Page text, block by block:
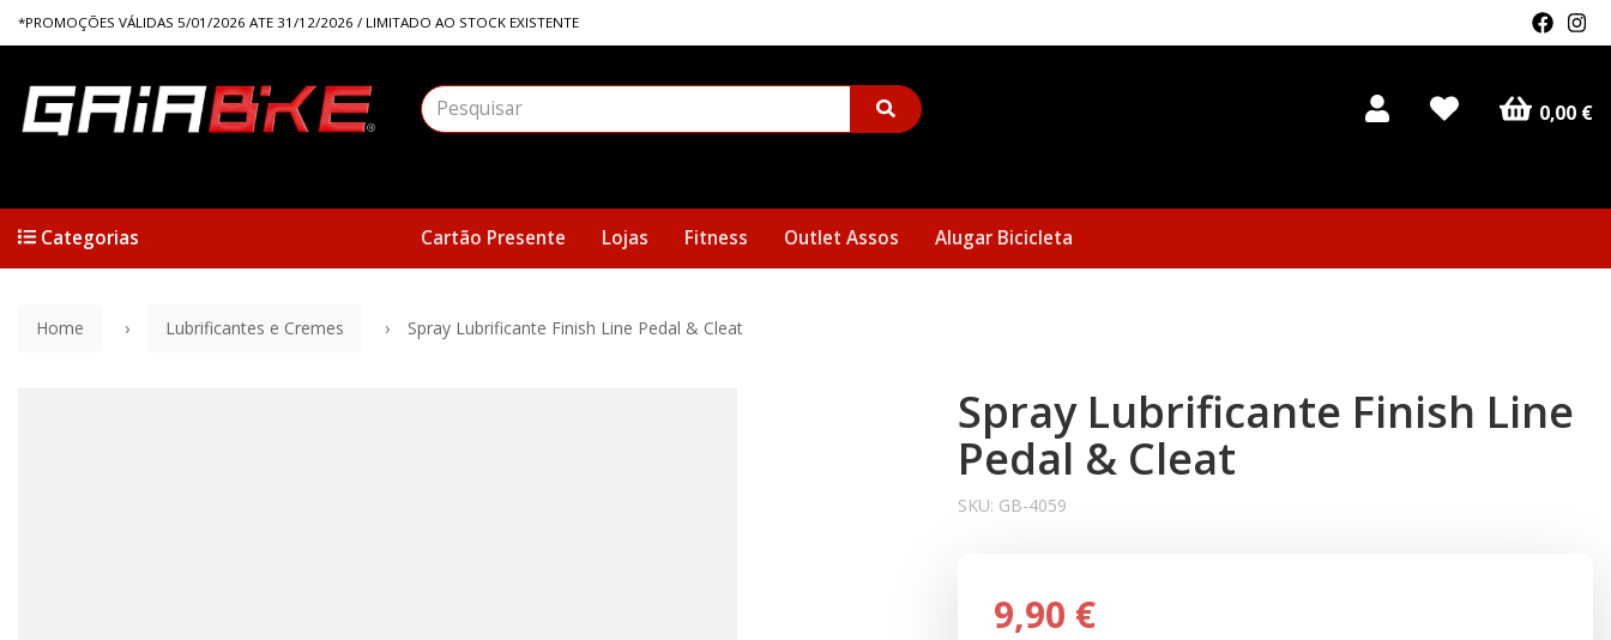
*PROMOÇÕES VÁLIDAS 5/01/2026 ATE 31/12/2026 / LIMITADO AO STOCK EXISTENTE
0,00 €
Cartão Presente Lojas Fitness Outlet Assos Alugar Bicicleta
Categorias
Home Lubrificantes e Cremes Spray Lubrificante Finish Line Pedal & Cleat
Spray Lubrificante Finish Line
Pedal & Cleat
SKU: GB-4059
9,90 €